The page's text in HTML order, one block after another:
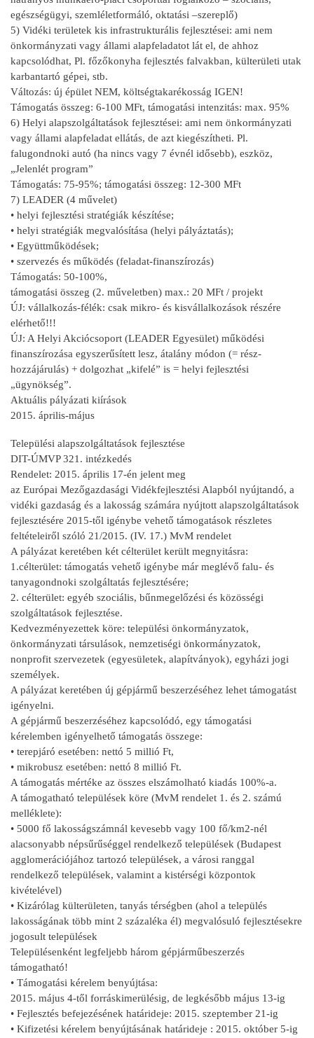
egészségügyi, szemléletformáló, oktatási –szereplő)
5) Vidéki területek kis infrastrukturális fejlesztései: ami nem
önkormányzati vagy állami alapfeladatot lát el, de ahhoz
kapcsolódhat, Pl. főzőkonyha fejlesztés falvakban, külterületi utak
karbantartó gépei, stb.
Változás: új épület NEM, költségtakarékosság IGEN!
Támogatás összeg: 6-100 MFt, támogatási intenzitás: max. 95%
6) Helyi alapszolgáltatások fejlesztései: ami nem önkormányzati
vagy állami alapfeladat ellátás, de azt kiegészítheti. Pl.
falugondnoki autó (ha nincs vagy 7 évnél idősebb), eszköz,
„Jelenlét program”
Támogatás: 75-95%; támogatási összeg: 12-300 MFt
7) LEADER (4 művelet)
• helyi fejlesztési stratégiák készítése;
• helyi stratégiák megvalósítása (helyi pályáztatás);
• Együttműködések;
• szervezés és működés (feladat-finanszírozás)
Támogatás: 50-100%,
támogatási összeg (2. műveletben) max.: 20 MFt / projekt
ÚJ: vállalkozás-félék: csak mikro- és kisvállalkozások részére
elérhető!!!
ÚJ: A Helyi Akciócsoport (LEADER Egyesület) működési
finanszírozása egyszerűsített lesz, átalány módon (= rész-
hozzájárulás) + dolgozhat „kifelé” is = helyi fejlesztési
„ügynökség”.
Aktuális pályázati kiírások
2015. április-május
Települési alapszolgáltatások fejlesztése
DIT-ÚMVP 321. intézkedés
Rendelet: 2015. április 17-én jelent meg
az Európai Mezőgazdasági Vidékfejlesztési Alapból nyújtandó, a
vidéki gazdaság és a lakosság számára nyújtott alapszolgáltatások
fejlesztésére 2015-től igénybe vehető támogatások részletes
feltételeiről szóló 21/2015. (IV. 17.) MvM rendelet
A pályázat keretében két célterület került megnyitásra:
1.célterület: támogatás vehető igénybe már meglévő falu- és
tanyagondnoki szolgáltatás fejlesztésére;
2. célterület: egyéb szociális, bűnmegelőzési és közösségi
szolgáltatások fejlesztése.
Kedvezményezettek köre: települési önkormányzatok,
önkormányzati társulások, nemzetiségi önkormányzatok,
nonprofit szervezetek (egyesületek, alapítványok), egyházi jogi
személyek.
A pályázat keretében új gépjármű beszerzéséhez lehet támogatást
igényelni.
A gépjármű beszerzéséhez kapcsolódó, egy támogatási
kérelemben igényelhető támogatás összege:
• terepjáró esetében: nettó 5 millió Ft,
• mikrobusz esetében: nettó 8 millió Ft.
A támogatás mértéke az összes elszámolható kiadás 100%-a.
A támogatható települések köre (MvM rendelet 1. és 2. számú
melléklete):
• 5000 fő lakosságszámnál kevesebb vagy 100 fő/km2-nél
alacsonyabb népsűrűséggel rendelkező települések (Budapest
agglomerációjához tartozó települések, a városi ranggal
rendelkező települések, valamint a kistérségi központok
kivételével)
• Kizárólag külterületen, tanyás térségben (ahol a település
lakosságának több mint 2 százaléka él) megvalósuló fejlesztésekre
jogosult települések
Településenként legfeljebb három gépjárműbeszerzés
támogatható!
• Támogatási kérelem benyújtása:
2015. május 4-től forráskimerülésig, de legkésőbb május 13-ig
• Fejlesztés befejezésének határideje: 2015. szeptember 21-ig
• Kifizetési kérelem benyújtásának határideje : 2015. október 5-ig